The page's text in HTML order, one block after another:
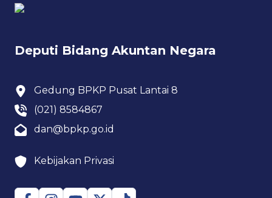
Deputi Bidang Akuntan Negara
Gedung BPKP Pusat Lantai 8
(021) 8584867
dan@bpkp.go.id
Kebijakan Privasi